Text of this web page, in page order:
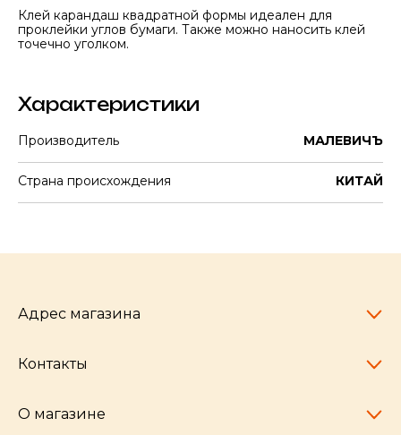
Клей карандаш квадратной формы идеален для
проклейки углов бумаги. Также можно наносить клей
точечно уголком.
Характеристики
Производитель МАЛЕВИЧЪ
Страна происхождения КИТАЙ
Адрес магазина
Челябинск,
Контакты
pocherkartshop@mail.ru
О магазине